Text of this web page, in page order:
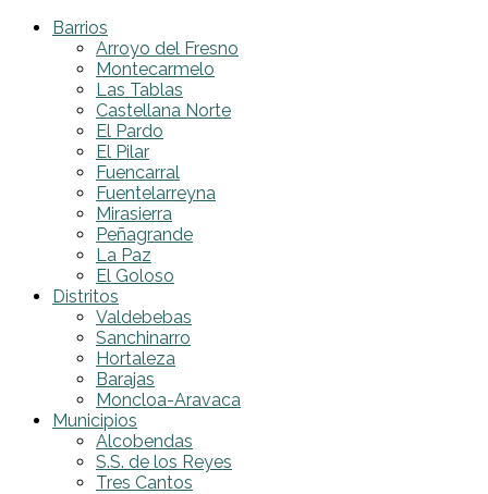
Barrios
Arroyo del Fresno
Montecarmelo
Las Tablas
Castellana Norte
El Pardo
El Pilar
Fuencarral
Fuentelarreyna
Mirasierra
Peñagrande
La Paz
El Goloso
Distritos
Valdebebas
Sanchinarro
Hortaleza
Barajas
Moncloa-Aravaca
Municipios
Alcobendas
S.S. de los Reyes
Tres Cantos